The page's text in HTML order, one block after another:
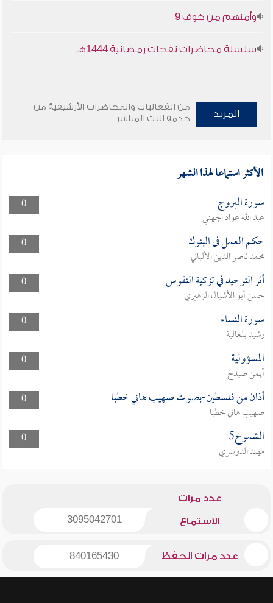
وأمنهم من خوف 9
سلسلة محاضرات نفحات رمضانية 1444هـ
المزيد
من الفعاليات والمحاضرات الأرشيفية من
خدمة البث المباشر
الأكثر استماعا لهذا الشهر
0 سورة البروج
عبد الله عواد الجهني
0
حكم العمل فى البنوك
محمد ناصر الدين الألباني
0
أثر التوحيد في تزكية النفوس
حسن أبو الأشبال الزهيري
0
سورة النساء
رشيد بلعالية
0
المسؤولية
أيمن صيدح
0
أذان من فلسطين-بصوت صهيب هاني خطبا
صهيب هاني خطبا
0
الشموخ5
مهند الدوسري
عدد مرات
الاستماع 3095042701
عدد مرات الحفظ 840165430